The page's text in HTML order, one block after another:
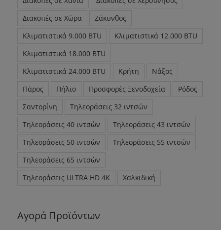
Διακοπές σε Χώρα
Ζάκυνθος
Κλιματιστικά 9.000 BTU
Κλιματιστικά 12.000 BTU
Κλιματιστικά 18.000 BTU
Κλιματιστικά 24.000 BTU
Κρήτη
Νάξος
Πάρος
Πήλιο Προσφορές Ξενοδοχεία
Ρόδος
Σαντορίνη
Τηλεοράσεις 32 ιντσών
Τηλεοράσεις 40 ιντσών
Τηλεοράσεις 43 ιντσών
Τηλεοράσεις 50 ιντσών
Τηλεοράσεις 55 ιντσών
Τηλεοράσεις 65 ιντσών
Τηλεοράσεις ULTRA HD 4K
Χαλκιδική
Αγορά Προϊόντων